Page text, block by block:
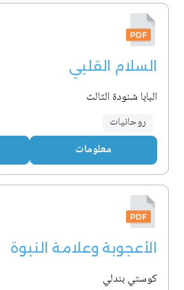
السلام القلبي
البابا شنودة الثالث
روحانيات
معلومات
الأعجوبة وعلامة النبوة
كوستي بندلي